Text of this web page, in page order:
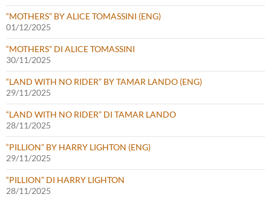
“MOTHERS” BY ALICE TOMASSINI (ENG)
01/12/2025
“MOTHERS” DI ALICE TOMASSINI
30/11/2025
“LAND WITH NO RIDER” BY TAMAR LANDO (ENG)
29/11/2025
“LAND WITH NO RIDER” DI TAMAR LANDO
28/11/2025
“PILLION” BY HARRY LIGHTON (ENG)
29/11/2025
“PILLION” DI HARRY LIGHTON
28/11/2025